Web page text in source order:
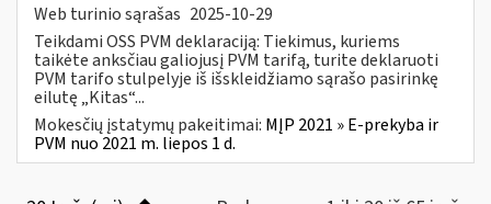
Web turinio sąrašas 2025-10-29
Teikdami OSS PVM deklaraciją: Tiekimus, kuriems
taikėte anksčiau galiojusį PVM tarifą, turite deklaruoti
PVM tarifo stulpelyje iš išskleidžiamo sąrašo pasirinkę
eilutę „Kitas“...
Mokesčių įstatymų pakeitimai: MĮP 2021 » E-prekyba ir
PVM nuo 2021 m. liepos 1 d.